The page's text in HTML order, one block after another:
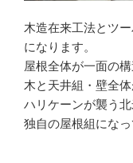
木造在来工法とツ
になります。
屋根全体が一面の
木と天井組・壁全
ハリケーンが襲う
独自の屋根組になっ